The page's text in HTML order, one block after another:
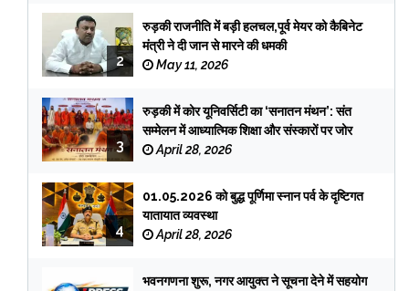
2
रुड़की राजनीति में बड़ी हलचल,पूर्व मेयर को कैबिनेट
मंत्री ने दी जान से मारने की धमकी
May 11, 2026
3
रुड़की में कोर यूनिवर्सिटी का ‘सनातन मंथन’: संत
सम्मेलन में आध्यात्मिक शिक्षा और संस्कारों पर जोर
April 28, 2026
4
01.05.2026 को बुद्ध पूर्णिमा स्नान पर्व के दृष्टिगत
यातायात व्यवस्था
April 28, 2026
भवनगणना शुरू, नगर आयुक्त ने सूचना देने में सहयोग